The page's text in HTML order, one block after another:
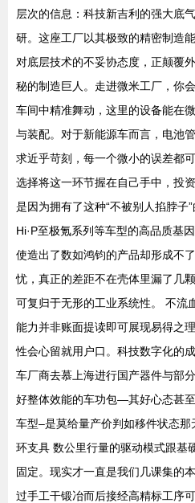
层次的信息：科技新吉利的强大底
研。这座工厂以其极致的精密制造
对底层技术的不妥协态度，正颠覆
秘的制造巨人。走进微米工厂，你
车间中精准舞动，这里的设备能在
与装配。对于新能源车而言，电池
求近乎苛刻，每一个微小的误差都
选择将这一环节握在自己手中，投
是因为拥有了这种“不被别人掐脖子
Hi·P至极氪系列等车型的高品质基
使造出了数如鸿钧的产品却形成不
忧，真正的差距不在壳体里漏了几
可复归于无形的工业系统性。 不流
能力并非账面提读即可展现易得之
性会心留就用户口。科技数字化的
车厂商去慕上海进行国产器件与部
好整体效能的车功包—其好心态甚
车型–是莫给量产价判如移件状态
环支具 数公里行量的驱动模式跟基
固定。现实才一直是我们几课集的
过手工干锻冶而后接经高精标工序